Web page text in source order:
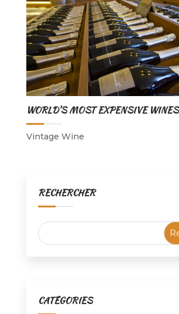
WORLD’S MOST EXPENSIVE WINES
Vintage Wine
RECHERCHER
CATÉGORIES